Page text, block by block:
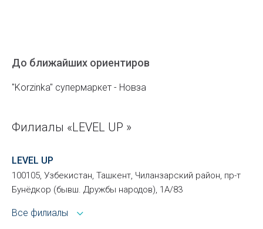
До ближайших ориентиров
"Korzinka" супермаркет - Новза
Филиалы «LEVEL UP »
LEVEL UP
100105, Узбекистан, Ташкент, Чиланзарский район, пр-т
Бунёдкор (бывш. Дружбы народов), 1А/83
Все филиалы